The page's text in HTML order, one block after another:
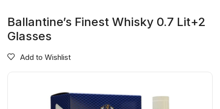
Ballantine’s Finest Whisky 0.7 Lit+2
Glasses
Add to Wishlist